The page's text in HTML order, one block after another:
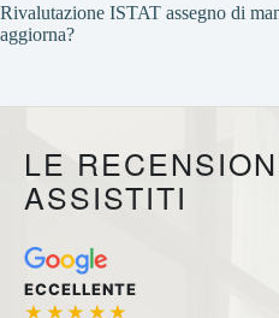
Rivalutazione ISTAT assegno di
aggiorna?
LE
ASSISTITI
ECCELLENTE
★★★★★